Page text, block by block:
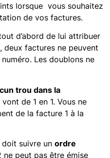
lorsque vous souhaitez
de vos factures.
d’abord de lui attribuer
deux factures ne peuvent
Les doublons ne
trou dans la
de 1 en 1. Vous ne
de la facture 1 à la
doit suivre un ordre
ne peut pas être émise